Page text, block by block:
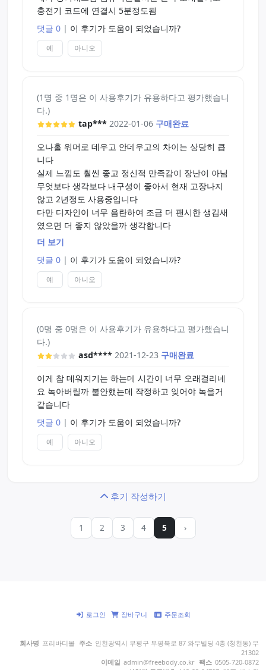
충전기 코드에 연결시 5분정도됨
댓글 0 | 이 후기가 도움이 되었습니까?
예 아니오
(1명 중 1명은 이 사용후기가 유용하다고 평가했습니
다.)
tap*** 2022-01-06 구매완료
오나홀 워머로 데우고 안데우고의 차이는 상당히 큽
니다
실제 느낌도 훨씬 좋고 정신적 만족감이 장난이 아님
무엇보다 생각보다 내구성이 좋아서 현재 고장나지
않고 2년정도 사용중입니다
다만 디자인이 너무 음란하여 조금 더 팬시한 생김새
였으면 더 좋지 않았을까 생각합니다
워서 사용해본 후 평소랑 비교해보고 구입을 결정해
보세요
더 보기
댓글 0 | 이 후기가 도움이 되었습니까?
예 아니오
(0명 중 0명은 이 사용후기가 유용하다고 평가했습니
다.)
asd**** 2021-12-23 구매완료
이게 참 데워지기는 하는데 시간이 너무 오래걸리네
요 녹아버릴까 불안했는데 작정하고 잊어야 녹을거
같습니다
댓글 0 | 이 후기가 도움이 되었습니까?
예 아니오
후기 작성하기
1 2 3 4 5 ›
로그인 장바구니 주문조회
회사명 프리바디몰 주소 인천광역시 부평구 부평북로 87 와우빌딩 4층 (청천동) 우
21302
이메일 admin@freebody.co.kr 팩스 0505-720-0872